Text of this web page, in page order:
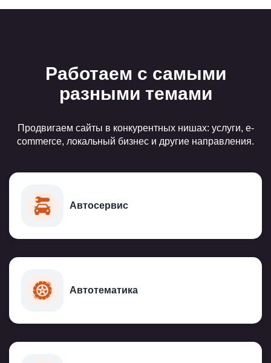
Работаем с самыми
разными темами
Продвигаем сайты в конкурентных нишах: услуги, e-
commerce, локальный бизнес и другие направления.
Автосервис
Автотематика